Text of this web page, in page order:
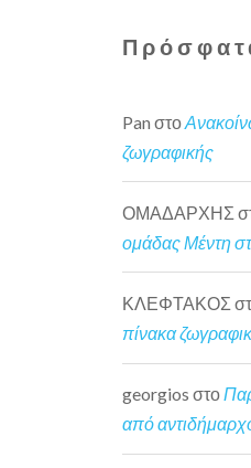
Pan στο
ζωγραφικής
ΟΜΑΔΑΡΧΗΣ
ομάδας Μέντη
ΚΛΕΦΤΑΚΟΣ
πίνακα
georgios στο
από